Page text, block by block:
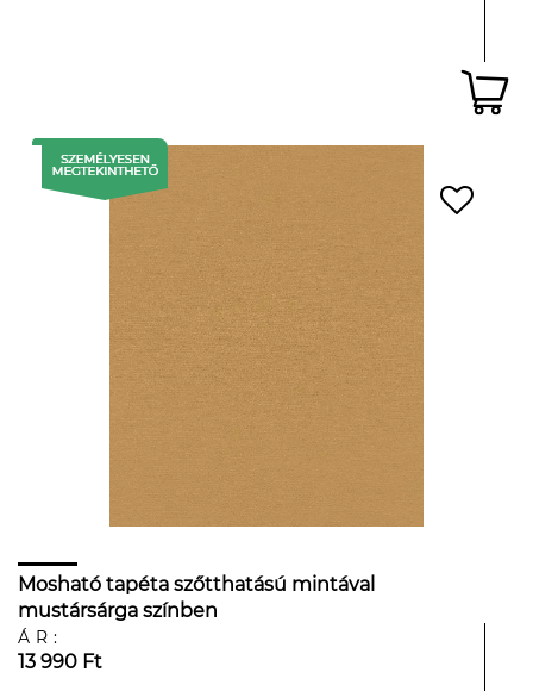
Mosható tapéta szőtthatású mintával
mustársárga színben
ÁR:
13 990 Ft